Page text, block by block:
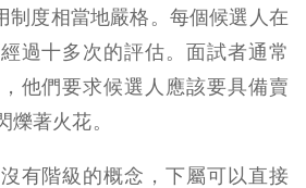
制度相當地嚴格。每個候選人在
過十多次的評估。面試者通常
他們要求候選人應該要具備賣
爍著火花。
有階級的概念，下屬可以直接